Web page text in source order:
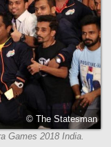
© The Statesman
Games 2018 India.